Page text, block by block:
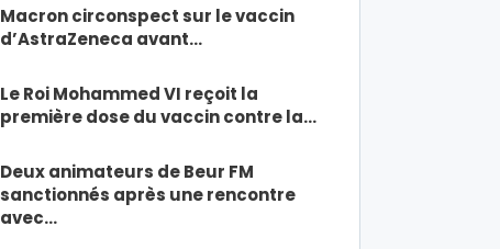
Macron circonspect sur le vaccin
d’AstraZeneca avant…
Le Roi Mohammed VI reçoit la
première dose du vaccin contre la…
Deux animateurs de Beur FM
sanctionnés après une rencontre
avec…